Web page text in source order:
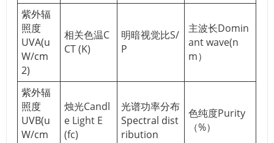
紫外辐
照度
UVA(u
W/cm
2)
相关色温C
CT (K)
明暗视觉比S/
P
主波长Domin
ant wave(n
m）
紫外辐
照度
UVB(u
W/cm
烛光Candl
e Light E
(fc)
光谱功率分布
Spectral dist
ribution
色纯度Purity
（%）